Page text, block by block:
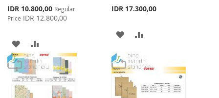
Special
Price
IDR 10.800,00 Regular
Price IDR 12.800,00
ADD
TO
WISH
LIST
TO
COMPARE
IDR 17.300,00
ADD
WISH
LIST
COMPARE